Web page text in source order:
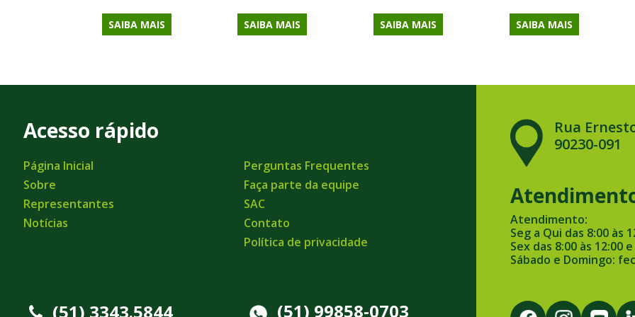
SAIBA MAIS SAIBA MAIS SAIBA MAIS SAIBA MAIS
Acesso rápido
Página Inicial
Sobre
Representantes
Notícias
Perguntas Frequentes
Faça parte da equipe
SAC
Contato
Política de privacidade
(51) 3343.5844 (51) 99858-0703
Rua
90230-091
Atendimento:
Seg a Qui das 8:00 às
Sex das 8:00 às 12:00
Sábado e Domingo: